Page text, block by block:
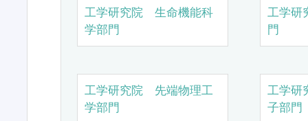
工学研究院 生命機能科
学部門
工学研
門
工学研究院 先端物理工
学部門
工学研
子部門